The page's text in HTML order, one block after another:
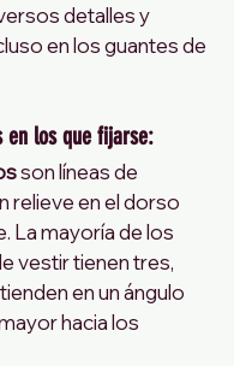
detalles y
en los guantes de
en los que fijarse:
son líneas de
relieve en el dorso
La mayoría de los
vestir tienen tres,
en un ángulo
hacia los